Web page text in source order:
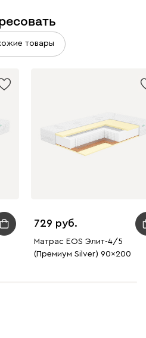
товары
729
Матрас EOS Элит-4/5
(Премиум Silver) 90x200